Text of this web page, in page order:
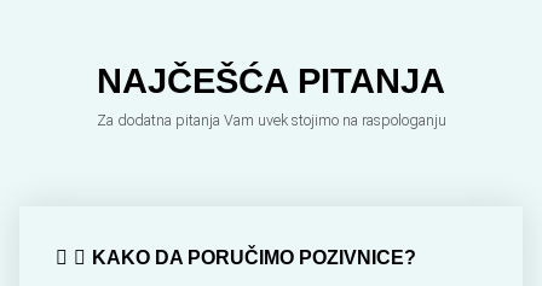
NAJČEŠĆA PITANJA
Za dodatna pitanja Vam uvek stojimo na raspologanju
KAKO DA PORUČIMO POZIVNICE?